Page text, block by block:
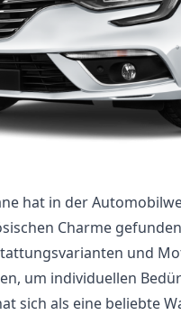
hat in der
Charme
und
um individuellen
sich als eine beliebte